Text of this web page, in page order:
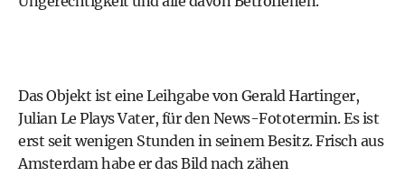
Das Objekt ist eine Leihgabe von Gerald Hartinger,
Julian Le Plays Vater, für den News-Fototermin. Es ist
erst seit wenigen Stunden in seinem Besitz. Frisch aus
Amsterdam habe er das Bild nach zähen